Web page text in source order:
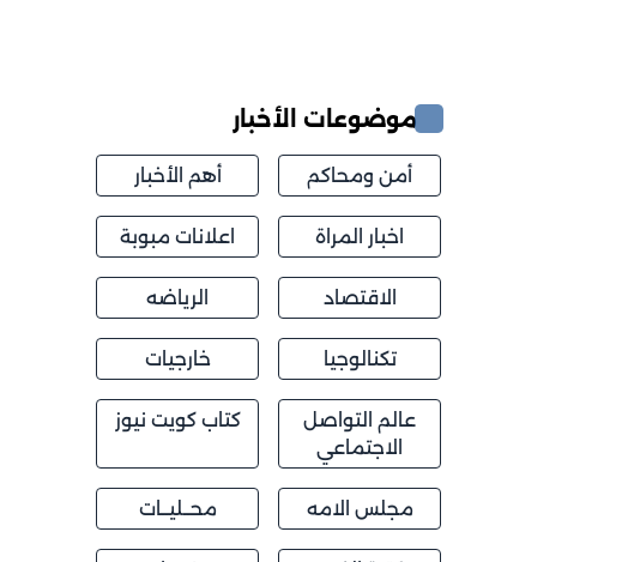
موضوعات الأخبار
أمن ومحاكم أهم الأخبار
اخبار المراة اعلانات مبوبة
الاقتصاد الرياضه
تكنالوجيا خارجيات
عالم التواصل
الاجتماعي
كتاب كويت نيوز
مجلس الامه محــليــات